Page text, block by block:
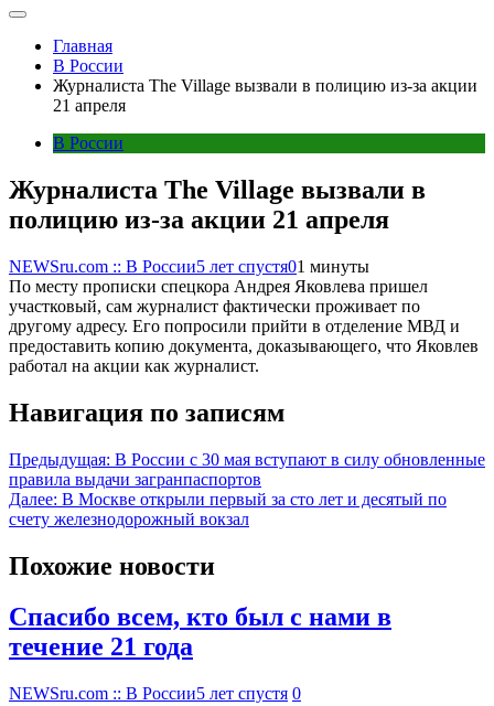
Главная
В России
Журналиста The Village вызвали в полицию из-за акции
21 апреля
В России
Журналиста The Village вызвали в
полицию из-за акции 21 апреля
NEWSru.com :: В России5 лет спустя01 минуты
По месту прописки спецкора Андрея Яковлева пришел
участковый, сам журналист фактически проживает по
другому адресу. Его попросили прийти в отделение МВД и
предоставить копию документа, доказывающего, что Яковлев
работал на акции как журналист.
Навигация по записям
Предыдущая: В России с 30 мая вступают в силу обновленные
правила выдачи загранпаспортов
Далее: В Москве открыли первый за сто лет и десятый по
счету железнодорожный вокзал
Похожие новости
Спасибо всем, кто был с нами в
течение 21 года
NEWSru.com :: В России5 лет спустя 0